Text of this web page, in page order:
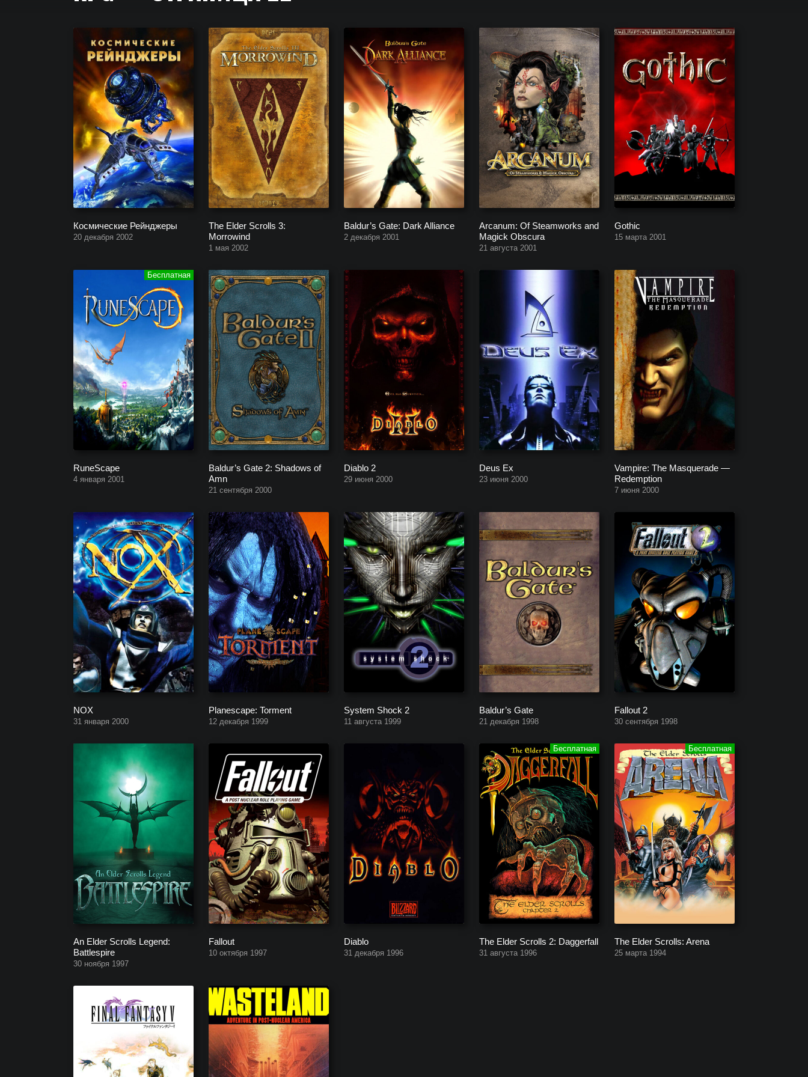
Новые RPG игры 2026 года на PC, PS4, PS5, Xbox One, Xbox Series X и Nintendo Switch. Список свежих Ролевых игр на Компьютер и Консоли, вышедших в
Космические Рейнджеры
20 декабря 2002
The Elder Scrolls 3:
Morrowind
1 мая 2002
Baldur’s Gate: Dark Alliance
2 декабря 2001
Arcanum: Of Steamworks and
Magick Obscura
21 августа 2001
Gothic
15 марта 2001
RuneScape
4 января 2001
Baldur’s Gate 2: Shadows of
Amn
21 сентября 2000
Diablo 2
29 июня 2000
Deus Ex
23 июня 2000
Vampire: The Masquerade —
Redemption
7 июня 2000
NOX
31 января 2000
Planescape: Torment
12 декабря 1999
System Shock 2
11 августа 1999
Baldur’s Gate
21 декабря 1998
Fallout 2
30 сентября 1998
An Elder Scrolls Legend:
Battlespire
30 ноября 1997
Fallout
10 октября 1997
Diablo
31 декабря 1996
The Elder Scrolls 2: Daggerfall
31 августа 1996
The Elder Scrolls: Arena
25 марта 1994